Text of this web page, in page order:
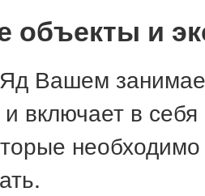
объекты и
Вашем
включает в